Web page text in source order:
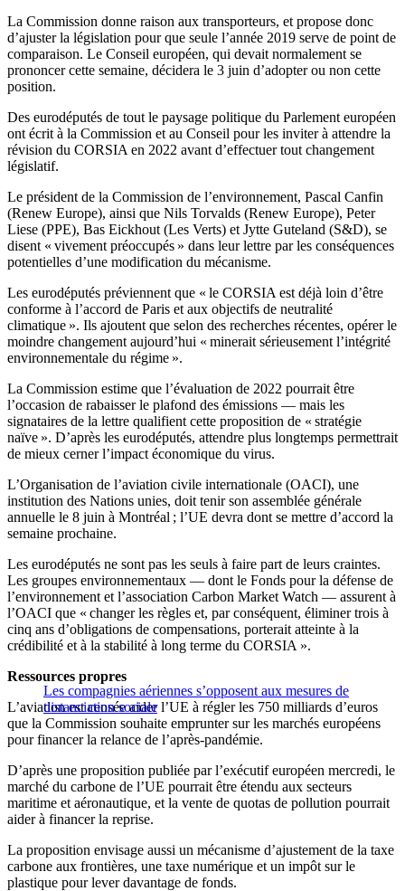
La Commission donne raison aux transporteurs, et propose donc
d’ajuster la législation pour que seule l’année 2019 serve de point de
comparaison. Le Conseil européen, qui devait normalement se
prononcer cette semaine, décidera le 3 juin d’adopter ou non cette
position.
Des eurodéputés de tout le paysage politique du Parlement européen
ont écrit à la Commission et au Conseil pour les inviter à attendre la
révision du CORSIA en 2022 avant d’effectuer tout changement
législatif.
Le président de la Commission de l’environnement, Pascal Canfin
(Renew Europe), ainsi que Nils Torvalds (Renew Europe), Peter
Liese (PPE), Bas Eickhout (Les Verts) et Jytte Guteland (S&D), se
disent « vivement préoccupés » dans leur lettre par les conséquences
potentielles d’une modification du mécanisme.
Les eurodéputés préviennent que « le CORSIA est déjà loin d’être
conforme à l’accord de Paris et aux objectifs de neutralité
climatique ». Ils ajoutent que selon des recherches récentes, opérer le
moindre changement aujourd’hui « minerait sérieusement l’intégrité
environnementale du régime ».
La Commission estime que l’évaluation de 2022 pourrait être
l’occasion de rabaisser le plafond des émissions — mais les
signataires de la lettre qualifient cette proposition de « stratégie
naïve ». D’après les eurodéputés, attendre plus longtemps permettrait
de mieux cerner l’impact économique du virus.
L’Organisation de l’aviation civile internationale (OACI), une
institution des Nations unies, doit tenir son assemblée générale
annuelle le 8 juin à Montréal ; l’UE devra dont se mettre d’accord la
semaine prochaine.
Les eurodéputés ne sont pas les seuls à faire part de leurs craintes.
Les groupes environnementaux — dont le Fonds pour la défense de
l’environnement et l’association Carbon Market Watch — assurent à
l’OACI que « changer les règles et, par conséquent, éliminer trois à
cinq ans d’obligations de compensations, porterait atteinte à la
crédibilité et à la stabilité à long terme du CORSIA ».
Les compagnies aériennes s’opposent aux mesures de
distanciation sociale
Ressources propres
L’aviation est censée aider l’UE à régler les 750 milliards d’euros
que la Commission souhaite emprunter sur les marchés européens
pour financer la relance de l’après-pandémie.
D’après une proposition publiée par l’exécutif européen mercredi, le
marché du carbone de l’UE pourrait être étendu aux secteurs
maritime et aéronautique, et la vente de quotas de pollution pourrait
aider à financer la reprise.
La proposition envisage aussi un mécanisme d’ajustement de la taxe
carbone aux frontières, une taxe numérique et un impôt sur le
plastique pour lever davantage de fonds.